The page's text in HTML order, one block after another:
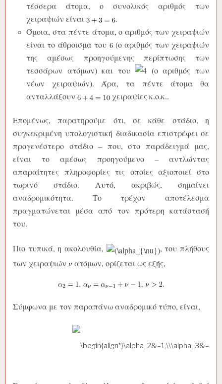
τέσσερα άτομα, ο συνολικός αριθμός των
χειραψιών είναι
.
Όμοια, στα πέντε άτομα, ο αριθμός των χειραψιών
είναι το άθροισμα του (ο αριθμός των χειραψιών
της αμέσως προηγούμενης περίπτωσης των
τεσσάρων ατόμων) και του
(ο αριθμός των
νέων χειραψιών). Άρα, τα πέντε άτομα θα
ανταλλάξουν
χειραψίες κ.ο.κ..
Επομένως, παρατηρούμε ότι, σε κάθε στάδιο, η
συγκεκριμένη υπολογιστική διαδικασία επιστρέφει σε
προγενέστερο στάδιο – που, στο παράδειγμά μας,
είναι το αμέσως προηγούμενο – αντλώντας
απαραίτητες πληροφορίες τις οποίες αξιοποιεί στο
τωρινό στάδιο. Αυτό, ακριβώς, σημαίνει
αναδρομικότητα. Το τρέχον αποτέλεσμα
πραγματώνεται μέσα από τον πρότερη κατάστασή
του.
Πιο τυπικά, η ακολουθία,
, του πλήθους
των χειραψιών
ατόμων, ορίζεται ως εξής,
Σύμφωνα με τον παραπάνω αναδρομικό τύπο, είναι,